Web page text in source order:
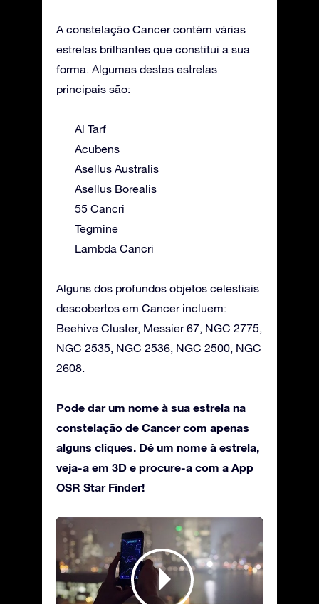
A constelação Cancer contém várias
estrelas brilhantes que constitui a sua
forma. Algumas destas estrelas
principais são:
Al Tarf
Acubens
Asellus Australis
Asellus Borealis
55 Cancri
Tegmine
Lambda Cancri
Alguns dos profundos objetos celestiais
descobertos em Cancer incluem:
Beehive Cluster, Messier 67, NGC 2775,
NGC 2535, NGC 2536, NGC 2500, NGC
2608.
Pode dar um nome à sua estrela na
constelação de Cancer com apenas
alguns cliques. Dê um nome à estrela,
veja-a em 3D e procure-a com a App
OSR Star Finder!